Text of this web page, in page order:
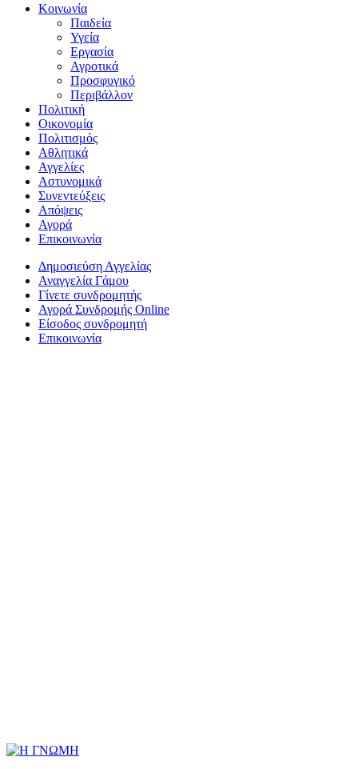
Κοινωνία
Παιδεία
Υγεία
Εργασία
Αγροτικά
Προσφυγικό
Περιβάλλον
Πολιτική
Οικονομία
Πολιτισμός
Αθλητικά
Αγγελίες
Αστυνομικά
Συνεντεύξεις
Απόψεις
Αγορά
Επικοινωνία
Δημοσιεύση Αγγελίας
Αναγγελία Γάμου
Γίνετε συνδρομητής
Αγορά Συνδρομής Online
Είσοδος συνδρομητή
Επικοινωνία